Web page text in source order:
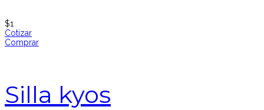
$1
Cotizar
Comprar
Silla kyos